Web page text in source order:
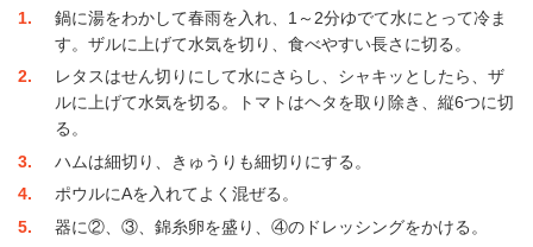
1
鍋に湯をわかして春雨を入れ、1～2分ゆでて水にとって冷ま
す。ザルに上げて水気を切り、食べやすい長さに切る。
2
レタスはせん切りにして水にさらし、シャキッとしたら、ザ
ルに上げて水気を切る。トマトはヘタを取り除き、縦6つに切
る。
3
ハムは細切り、きゅうりも細切りにする。
4
ポウルにAを入れてよく混ぜる。
5
器に②、③、錦糸卵を盛り、④のドレッシングをかける。